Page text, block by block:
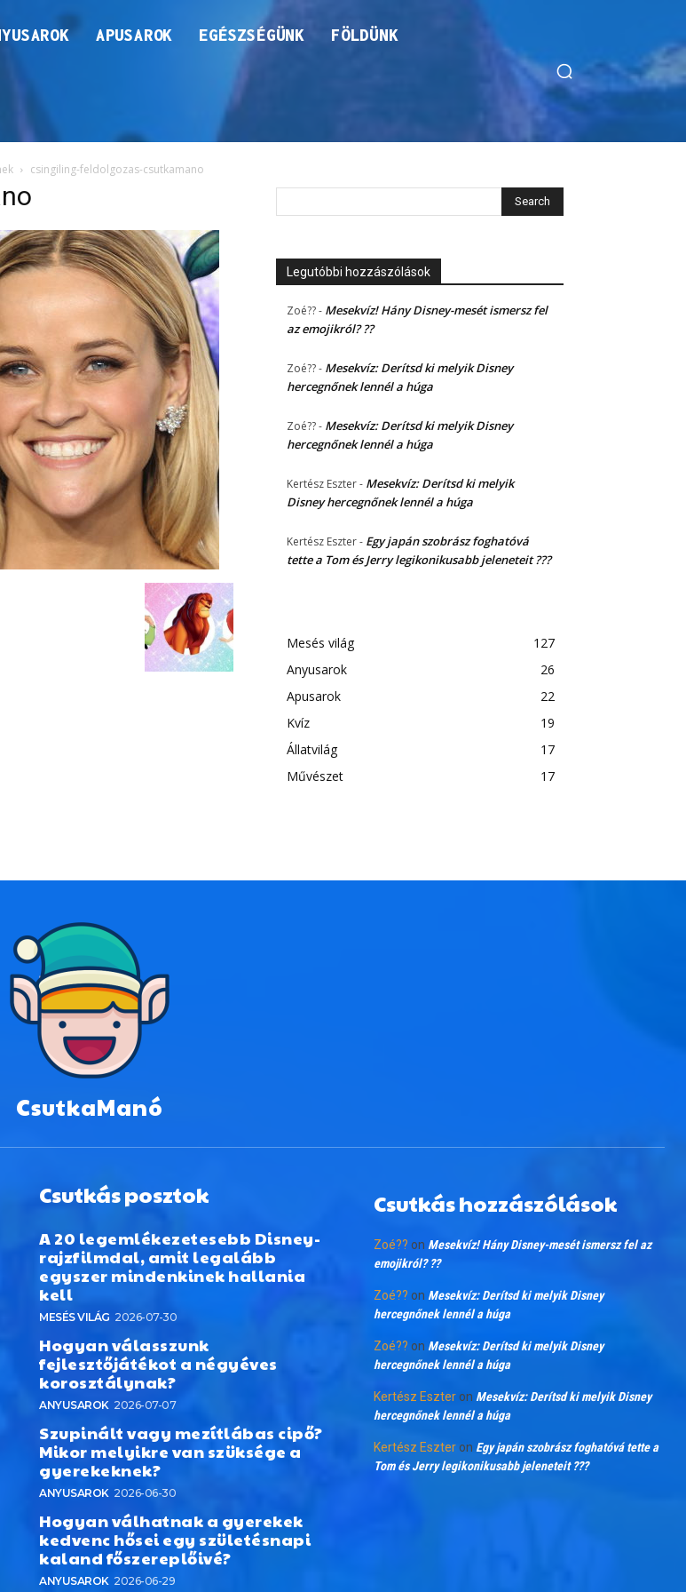
APUSAROK EGÉSZSÉGÜNK FÖLDÜNK
csingiling-feldolgozas-csutkamano
Legutóbbi hozzászólások
Zoé??- Mesekvíz! Hány Disney-mesét ismersz fel
az emojikról? ??
Zoé??- Mesekvíz: Derítsd ki melyik Disney
hercegnőnek lennél a húga
Zoé??- Mesekvíz: Derítsd ki melyik Disney
hercegnőnek lennél a húga
Kertész Eszter- Mesekvíz: Derítsd ki melyik
Disney hercegnőnek lennél a húga
Kertész Eszter- Egy japán szobrász foghatóvá
tette a Tom és Jerry legikonikusabb jeleneteit ???
Mesés világ
127
Anyusarok
26
Apusarok
22
Kvíz
19
Állatvilág
17
Művészet
17
CsutkaManó
Csutkás posztok
A 20 legemlékezetesebb Disney-
rajzfilmdal, amit legalább
egyszer mindenkinek hallania
kell
MESÉS VILÁG 2026-07-30
Hogyan válasszunk
fejlesztőjátékot a négyéves
korosztálynak?
ANYUSAROK 2026-07-07
Szupinált vagy mezítlábas cipő?
Mikor melyikre van szüksége a
gyerekeknek?
ANYUSAROK 2026-06-30
Hogyan válhatnak a gyerekek
kedvenc hősei egy születésnapi
kaland főszereplőivé?
ANYUSAROK 2026-06-29
Csutkás hozzászólások
Zoé?? on Mesekvíz! Hány Disney-mesét ismersz fel az
emojikról? ??
Zoé?? on Mesekvíz: Derítsd ki melyik Disney
hercegnőnek lennél a húga
Zoé?? on Mesekvíz: Derítsd ki melyik Disney
hercegnőnek lennél a húga
Kertész Eszteron Mesekvíz: Derítsd ki melyik Disney
hercegnőnek lennél a húga
Kertész Eszteron Egy japán szobrász foghatóvá tette a
Tom és Jerry legikonikusabb jeleneteit ???